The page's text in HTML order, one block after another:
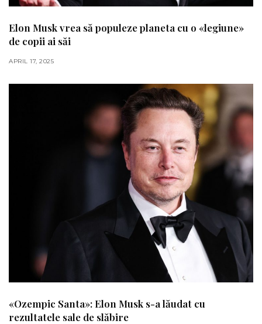
Elon Musk vrea să populeze planeta cu o «legiune»
de copii ai săi
APRIL 17, 2025
«Ozempic Santa»: Elon Musk s-a lăudat cu
rezultatele sale de slăbire